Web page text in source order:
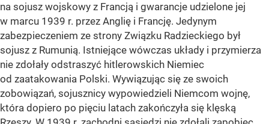
na sojusz wojskowy z Francją i gwarancje udzielone jej
w marcu 1939 r. przez Anglię i Francję. Jedynym
zabezpieczeniem ze strony Związku Radzieckiego był
sojusz z Rumunią. Istniejące wówczas układy i przymierza
nie zdołały odstraszyć hitlerowskich Niemiec
od zaatakowania Polski. Wywiązując się ze swoich
zobowiązań, sojusznicy wypowiedzieli Niemcom wojnę,
która dopiero po pięciu latach zakończyła się klęską